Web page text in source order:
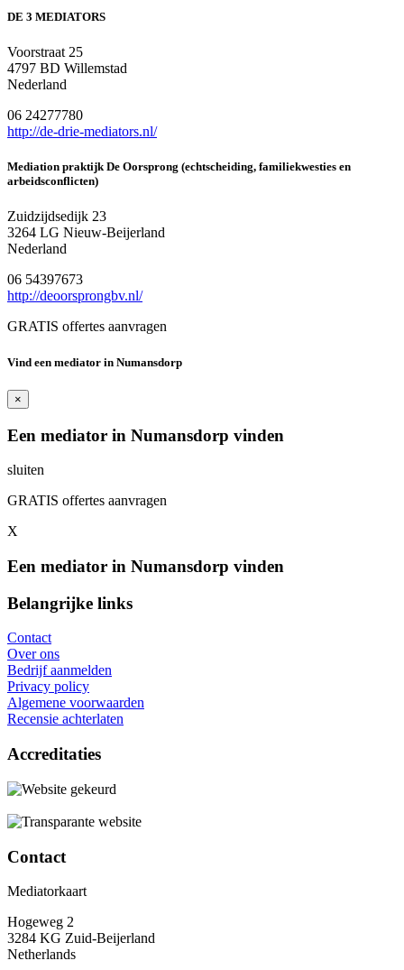
DE 3 MEDIATORS
Voorstraat 25
4797 BD Willemstad
Nederland
06 24277780
http://de-drie-mediators.nl/
Mediation praktijk De Oorsprong (echtscheiding, familiekwesties en
arbeidsconflicten)
Zuidzijdsedijk 23
3264 LG Nieuw-Beijerland
Nederland
06 54397673
http://deoorsprongbv.nl/
GRATIS offertes aanvragen
Vind een mediator in Numansdorp
×
Een mediator in Numansdorp vinden
sluiten
GRATIS offertes aanvragen
X
Een mediator in Numansdorp vinden
Belangrijke links
Contact
Over ons
Bedrijf aanmelden
Privacy policy
Algemene voorwaarden
Recensie achterlaten
Accreditaties
Contact
Mediatorkaart
Hogeweg 2
3284 KG Zuid-Beijerland
Netherlands